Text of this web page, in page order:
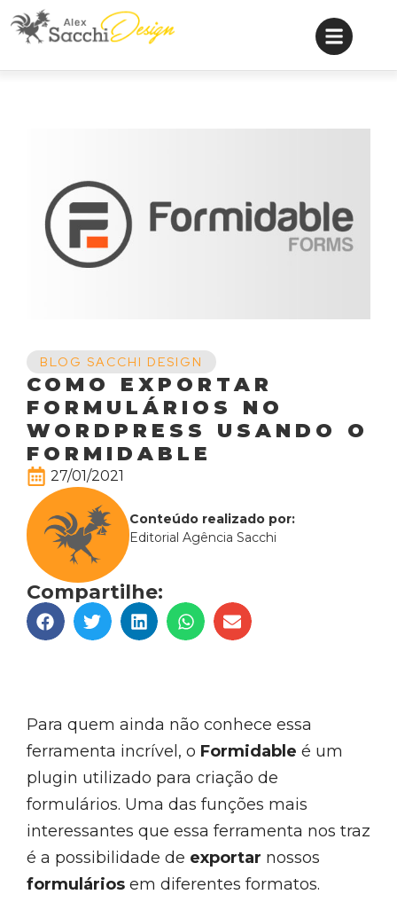
BLOG SACCHI DESIGN
COMO EXPORTAR
FORMULÁRIOS NO
WORDPRESS USANDO O
FORMIDABLE
27/01/2021
Conteúdo realizado por:
Editorial Agência Sacchi
Compartilhe:
Para quem ainda não conhece essa
ferramenta incrível, o Formidable é um
plugin utilizado para criação de
formulários. Uma das funções mais
interessantes que essa ferramenta nos traz
é a possibilidade de exportar nossos
formulários em diferentes formatos.